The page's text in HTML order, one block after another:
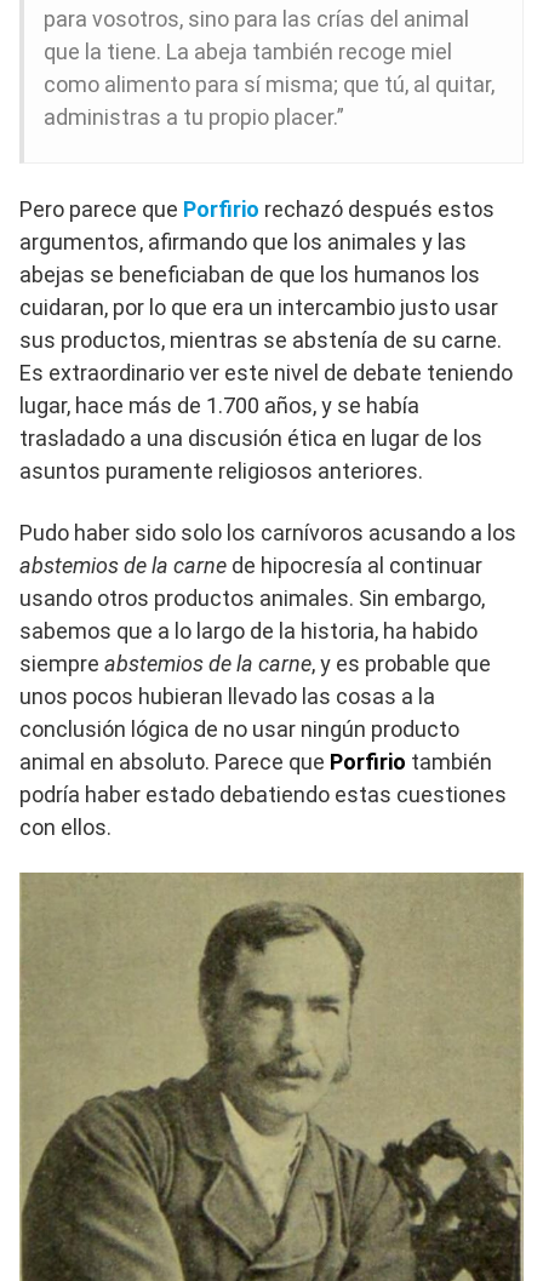
para vosotros, sino para las crías del animal
que la tiene. La abeja también recoge miel
como alimento para sí misma; que tú, al quitar,
administras a tu propio placer.”
Pero parece que Porfirio rechazó después estos
argumentos, afirmando que los animales y las
abejas se beneficiaban de que los humanos los
cuidaran, por lo que era un intercambio justo usar
sus productos, mientras se abstenía de su carne.
Es extraordinario ver este nivel de debate teniendo
lugar, hace más de 1.700 años, y se había
trasladado a una discusión ética en lugar de los
asuntos puramente religiosos anteriores.
Pudo haber sido solo los carnívoros acusando a los
abstemios de la carne de hipocresía al continuar
usando otros productos animales. Sin embargo,
sabemos que a lo largo de la historia, ha habido
siempre abstemios de la carne, y es probable que
unos pocos hubieran llevado las cosas a la
conclusión lógica de no usar ningún producto
animal en absoluto. Parece que Porfirio también
podría haber estado debatiendo estas cuestiones
con ellos.